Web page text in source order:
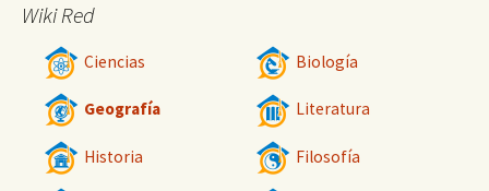
Wiki Red
Ciencias Biología
Geografía Literatura
Historia Filosofía